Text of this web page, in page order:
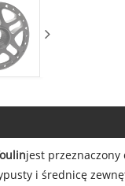
jest
i średnicę